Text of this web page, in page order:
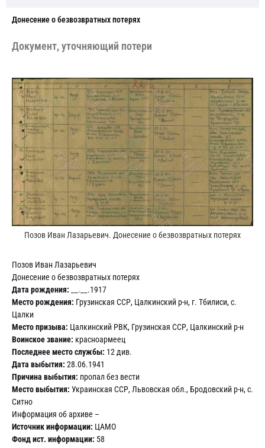
Донесение о безвозвратных потерях
Документ, уточняющий потери
Позов Иван Лазарьевич. Донесение о безвозвратных потерях
Позов Иван Лазарьевич
Донесение о безвозвратных потерях
Дата рождения: __.__.1917
Место рождения: Грузинская ССР, Цалкинский р-н, г. Тбилиси, с.
Цалки
Место призыва: Цалкинский РВК, Грузинская ССР, Цалкинский р-н
Воинское звание: красноармеец
Последнее место службы: 12 див.
Дата выбытия: 28.06.1941
Причина выбытия: пропал без вести
Место выбытия: Украинская ССР, Львовская обл., Бродовский р-н, с.
Ситно
Информация об архиве –
Источник информации: ЦАМО
Фонд ист. информации: 58